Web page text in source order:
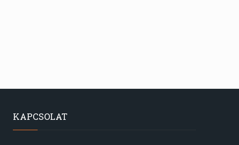
KAPCSOLAT